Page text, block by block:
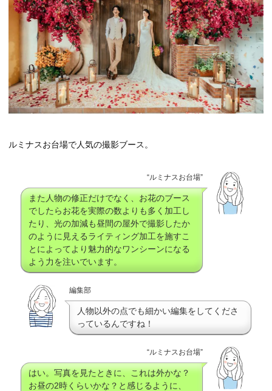
ルミナスお台場で人気の撮影ブース。
“ルミナスお台場”
また人物の修正だけでなく、お花のブース
でしたらお花を実際の数よりも多く加工し
たり、光の加減も昼間の屋外で撮影したか
のように見えるライティング加工を施すこ
とによってより魅力的なワンシーンになる
よう力を注いでいます。
編集部
人物以外の点でも細かい編集をしてくださ
っているんですね！
“ルミナスお台場”
はい。写真を見たときに、これは外かな？
お昼の2時くらいかな？と感じるように、